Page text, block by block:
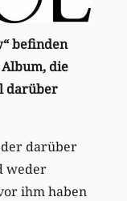
befinden
die
darüber
darüber
weder
ihm haben